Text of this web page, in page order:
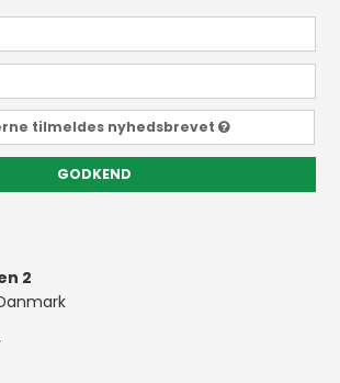
tilmeldes nyhedsbrevet
GODKEND
2